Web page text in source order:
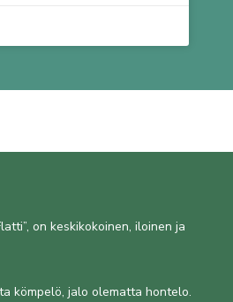
on keskikokoinen, iloinen ja
kömpelö, jalo olematta hontelo.